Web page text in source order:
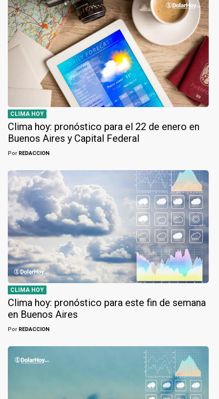
CLIMA HOY
Clima hoy: pronóstico para el 22 de enero en
Buenos Aires y Capital Federal
Por REDACCION
CLIMA HOY
Clima hoy: pronóstico para este fin de semana
en Buenos Aires
Por REDACCION